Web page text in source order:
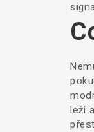
leží